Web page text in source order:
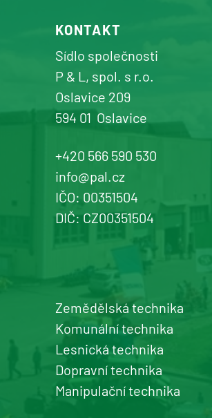
KONTAKT
Sídlo společnosti
P & L, spol. s r.o.
Oslavice 209
594 01 Oslavice
+420 566 590 530
info@pal.cz
IČO: 00351504
DIČ: CZ00351504
Zemědělská technika
Komunální technika
Lesnická technika
Dopravní technika
Manipulační technika